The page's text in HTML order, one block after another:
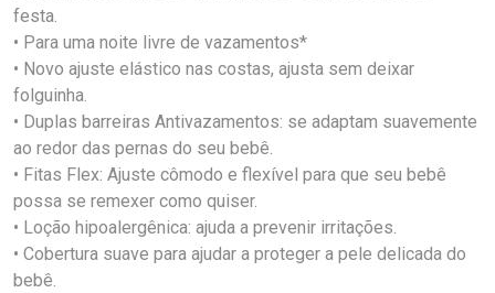
festa.
• Para uma noite livre de vazamentos*
• Novo ajuste elástico nas costas, ajusta sem deixar
folguinha.
• Duplas barreiras Antivazamentos: se adaptam suavemente
ao redor das pernas do seu bebê.
• Fitas Flex: Ajuste cômodo e flexível para que seu bebê
possa se remexer como quiser.
• Loção hipoalergênica: ajuda a prevenir irritações.
• Cobertura suave para ajudar a proteger a pele delicada do
bebê.